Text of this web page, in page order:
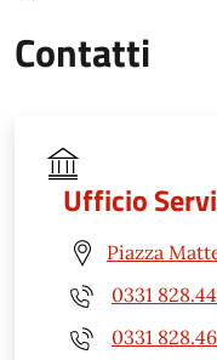
Contatti
Ufficio
Piazza
0331
0331